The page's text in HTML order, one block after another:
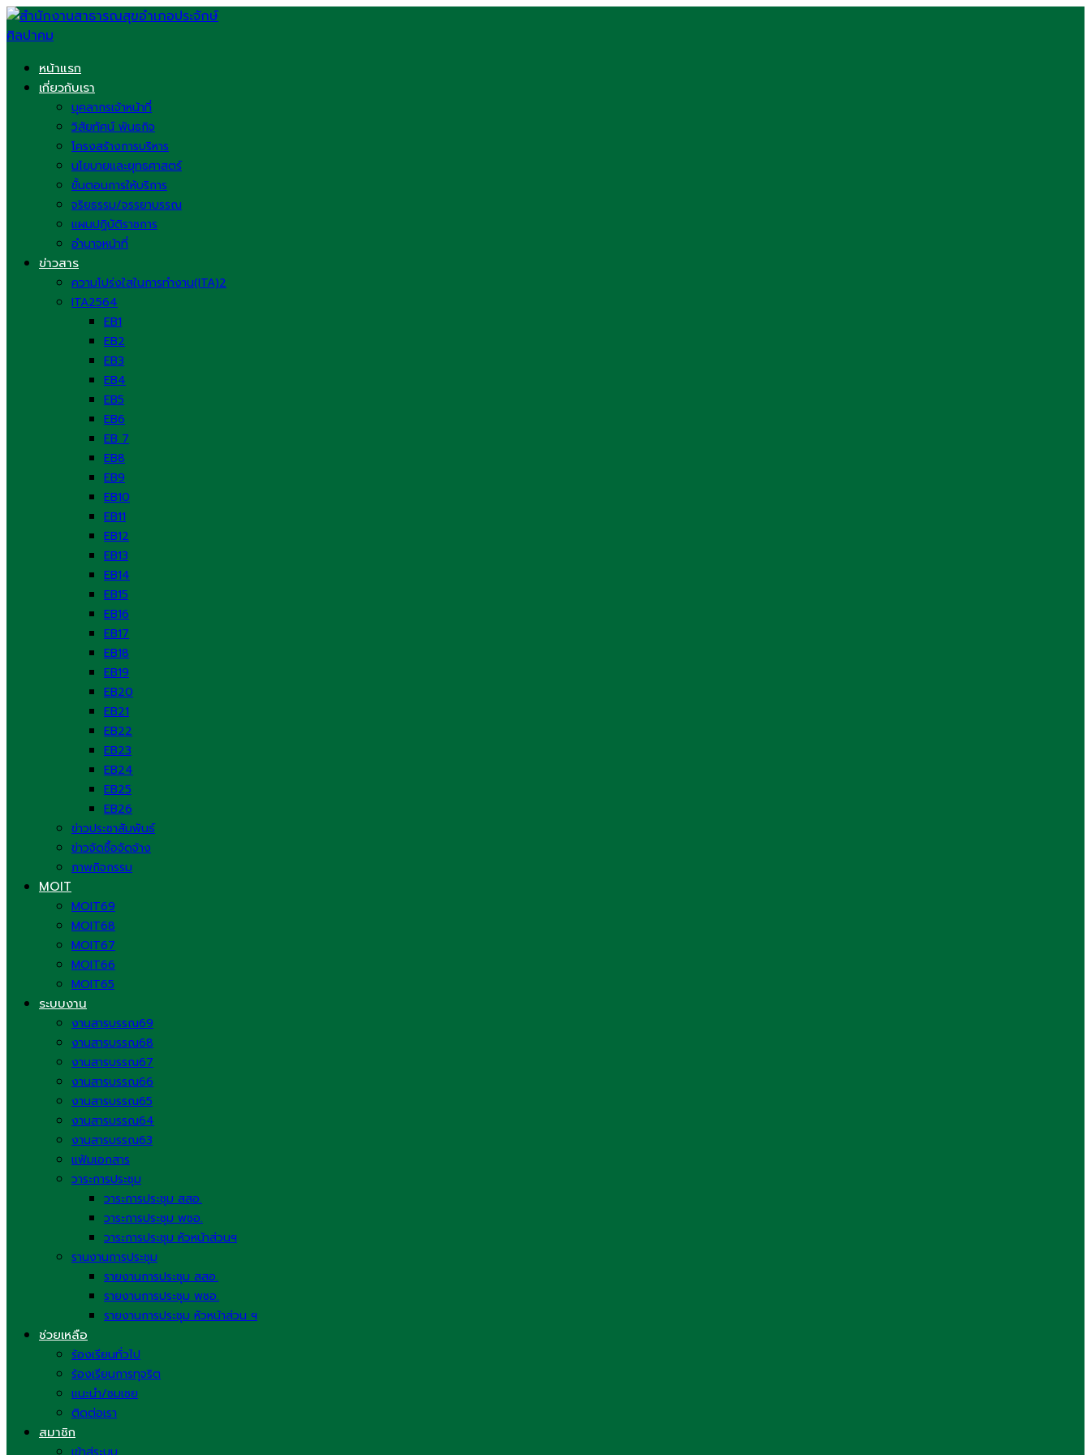
Skip
to
หน้าแรก
เกี่ยวกับเรา
บุคลากรเจ้าหน้าที่
วิสัยทัศน์ พันธกิจ
โครงสร้างการบริหาร
นโยบายและยุทธศาสตร์
ขั้นตอนการให้บริการ
จริยธรรม/จรรยาบรรณ
แผนปฏิบัติราชการ
อำนาจหน้าที่
ข่าวสาร
ความโปร่งใสในการทำงาน(ITA)2
ITA2564
EB1
EB2
EB3
EB4
EB5
EB6
EB 7
EB8
EB9
EB10
EB11
EB12
EB13
EB14
EB15
EB16
EB17
EB18
EB19
EB20
EB21
EB22
EB23
EB24
EB25
EB26
ข่าวประชาสัมพันธ์
ข่าวจัดซื้อจัดจ้าง
ภาพกิจกรรม
MOIT
MOIT69
MOIT68
MOIT67
MOIT66
MOIT65
ระบบงาน
งานสารบรรณ69
งานสารบรรณ68
งานสารบรรณ67
งานสารบรรณ66
งานสารบรรณ65
งานสารบรรณ64
งานสารบรรณ63
แฟ้มเอกสาร
วาระการประชุม
วาระการประชุม สสอ.
วาระการประชุม พชอ.
วาระการประชุม หัวหน้าส่วนฯ
รานงานการประชุม
รายงานการประชุม สสอ.
รายงานการประชุม พชอ.
รายงานการประชุม หัวหน้าส่วน ฯ
ช่วยเหลือ
ร้องเรียนทั่วไป
ร้องเรียนการทุจริต
แนะนำ/ชมเชย
ติดต่อเรา
สมาชิก